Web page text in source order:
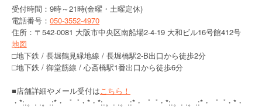
受付時間：9時～21時(金曜・土曜定休)
電話番号： 050-3552-4970
住所：〒542-0081 大阪市中央区南船場2-4-19 大和ビル16号館412号
地図
□地下鉄 / 長堀鶴見緑地線 / 長堀橋駅2-B出口から徒歩2分
□地下鉄 / 御堂筋線 / 心斎橋駅1番出口から徒歩6分
■店舗詳細やメール受付はこちら！
・*:.。. .。.:*・゜゜・*・*:.。. .。.:*・゜゜・*:.。. .。.:*・゜゜・*・